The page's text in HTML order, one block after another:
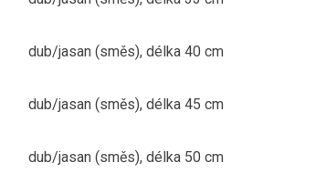
dub/jasan (směs), délka 40 cm
dub/jasan (směs), délka 45 cm
dub/jasan (směs), délka 50 cm